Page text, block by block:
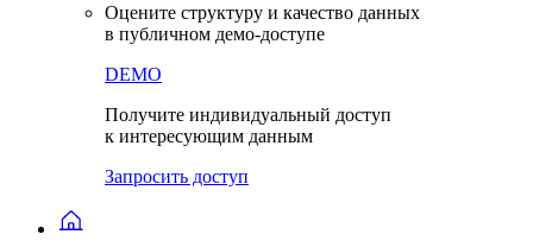
Оцените структуру и качество данных
в публичном демо-доступе
DEMO
Получите индивидуальный доступ
к интересующим данным
Запросить доступ